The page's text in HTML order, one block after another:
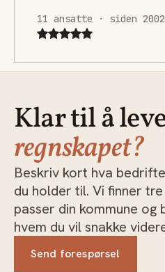
11 ansatte · siden 2002
Klar til å
regnskapet?
Beskriv kort hva
du holder til. Vi finner
passer din kommune og
hvem du vil snakke
Send forespørsel